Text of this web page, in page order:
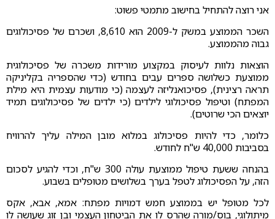
אני רוצה להתחיל בחישוב מתמטי פשוט:
השכר הממוצע במשק ל-2009 הוא 8,610, ושכרם של פסיכולוגים
גבוה מהממוצע.
הוצאות נלוות לעיסוק במקצוע מורידות משכרה של פסיכולוגית
ממוצעת כשלושה ספרים עבים בחודש (כדי שהספריה בקליניקה
תראה רצינית), פסיכואנליזה לעצמה (כי מודעות עצמית היא מילת
המפתח) וטיפול פסיכולוגי לילדים (כי ילדים של פסיכולוגים תמיד
יוצאים הכי שרוטים).
כלומר, כדי להיות פסיכולוג במלוא מובן המילה עליך להרוויח
בסביבות 40,000 ש"ח לחודש.
בהנחה ששעת טיפול ממוצעת עולה 300 ש"ח, וכדי להגיע לסכום
הזה, על הפסיכולוג לטפל בערך בשלושים מטופלים בשבוע.
לכל מטופל יש בממוצע חמש דמויות מפתח: אמא, אבא, אקס
מיתולוגי, בוס/מורה שהרס לו את הביטחון העצמי ובן זוג שעושה לו